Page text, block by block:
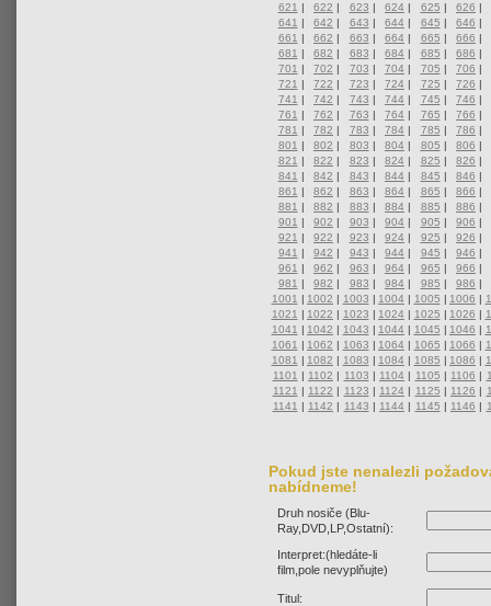
621 | 622 | 623 | 624 | 625 | 626 |
641 | 642 | 643 | 644 | 645 | 646 |
661 | 662 | 663 | 664 | 665 | 666 |
681 | 682 | 683 | 684 | 685 | 686 |
701 | 702 | 703 | 704 | 705 | 706 |
721 | 722 | 723 | 724 | 725 | 726 |
741 | 742 | 743 | 744 | 745 | 746 |
761 | 762 | 763 | 764 | 765 | 766 |
781 | 782 | 783 | 784 | 785 | 786 |
801 | 802 | 803 | 804 | 805 | 806 |
821 | 822 | 823 | 824 | 825 | 826 |
841 | 842 | 843 | 844 | 845 | 846 |
861 | 862 | 863 | 864 | 865 | 866 |
881 | 882 | 883 | 884 | 885 | 886 |
901 | 902 | 903 | 904 | 905 | 906 |
921 | 922 | 923 | 924 | 925 | 926 |
941 | 942 | 943 | 944 | 945 | 946 |
961 | 962 | 963 | 964 | 965 | 966 |
981 | 982 | 983 | 984 | 985 | 986 |
1001 | 1002 | 1003 | 1004 | 1005 | 1006 |
1021 | 1022 | 1023 | 1024 | 1025 | 1026 |
1041 | 1042 | 1043 | 1044 | 1045 | 1046 |
1061 | 1062 | 1063 | 1064 | 1065 | 1066 |
1081 | 1082 | 1083 | 1084 | 1085 | 1086 |
1101 | 1102 | 1103 | 1104 | 1105 | 1106 |
1121 | 1122 | 1123 | 1124 | 1125 | 1126 |
1141 | 1142 | 1143 | 1144 | 1145 | 1146 |
Pokud jste nenalezli
nabídneme!
Druh nosiče (Blu-
Ray,DVD,LP,Ostatní):
Interpret:(hledáte-li
film,pole nevyplňujte)
Titul: